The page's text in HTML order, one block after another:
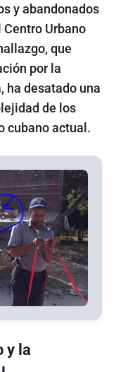
y abandonados
Centro Urbano
que
por la
ha desatado una
de los
cubano actual.
y la